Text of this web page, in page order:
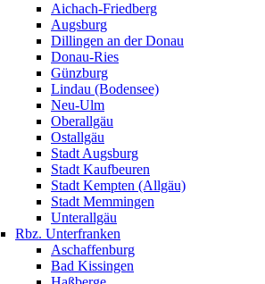
Aichach-Friedberg
Augsburg
Dillingen an der Donau
Donau-Ries
Günzburg
Lindau (Bodensee)
Neu-Ulm
Oberallgäu
Ostallgäu
Stadt Augsburg
Stadt Kaufbeuren
Stadt Kempten (Allgäu)
Stadt Memmingen
Unterallgäu
Rbz. Unterfranken
Aschaffenburg
Bad Kissingen